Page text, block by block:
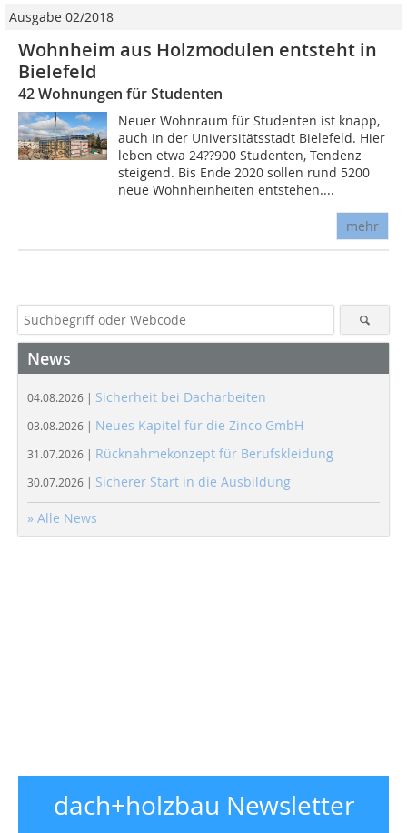
Ausgabe 02/2018
Wohnheim aus Holzmodulen entsteht in
Bielefeld
42 Wohnungen für Studenten
Neuer Wohnraum für Studenten ist knapp,
auch in der Universitätsstadt Bielefeld. Hier
leben etwa 24??900 Studenten, Tendenz
steigend. Bis Ende 2020 sollen rund 5200
neue Wohnheinheiten entstehen....
mehr
News
04.08.2026 | Sicherheit bei Dacharbeiten
03.08.2026 | Neues Kapitel für die Zinco GmbH
31.07.2026 | Rücknahmekonzept für Berufskleidung
30.07.2026 | Sicherer Start in die Ausbildung
» Alle News
dach+holzbau Newsletter